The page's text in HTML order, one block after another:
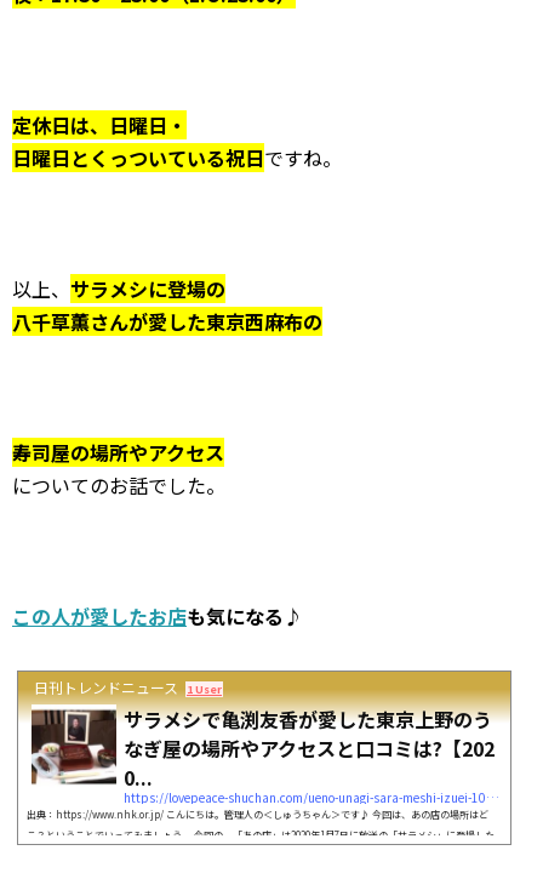
定休日は、日曜日・
日曜日とくっついている祝日ですね。
以上、 サラメシに登場の
八千草薫さんが愛した東京西麻布の
寿司屋の場所やアクセス
についてのお話でした。
この人が愛したお店も気になる♪
日刊トレンドニュース 1 User
サラメシで亀渕友香が愛した東京上野のう
なぎ屋の場所やアクセスと口コミは?【202
0...
https://lovepeace-shuchan.com/ueno-unagi-sara-meshi-izuei-10716
出典：https://www.nhk.or.jp/ こんにちは。管理人の＜しゅうちゃん＞です♪ 今回は、あの店の場所はど
こ？ということでいってみましょう。 今回の、「あの店」は2020年1月7日に放送の「サラメシ」に登場した